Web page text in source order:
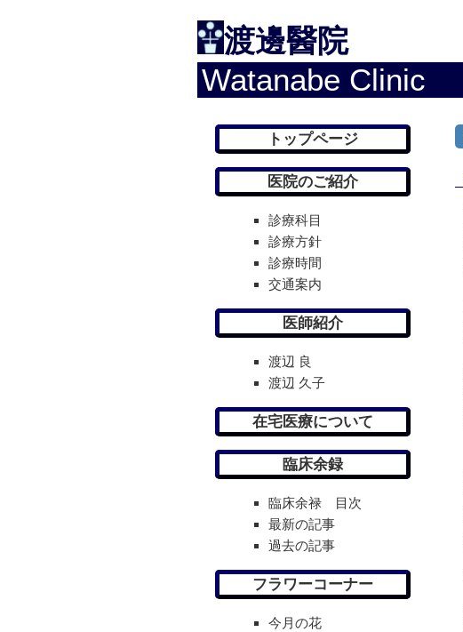
渡邊醫院
Watanabe Clinic
トップページ
医院のご紹介
診療科目
診療方針
診療時間
交通案内
医師紹介
渡辺 良
渡辺 久子
在宅医療について
臨床余録
臨床余禄 目次
最新の記事
過去の記事
フラワーコーナー
今月の花